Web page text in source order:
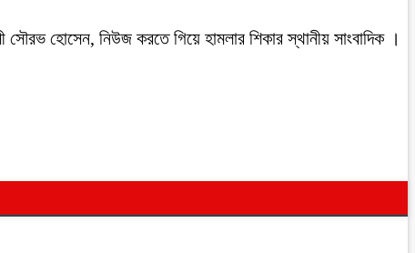
সৌরভ হোসেন, নিউজ করতে গিয়ে হামলার শিকার স্থানীয় সাংবাদিক ।